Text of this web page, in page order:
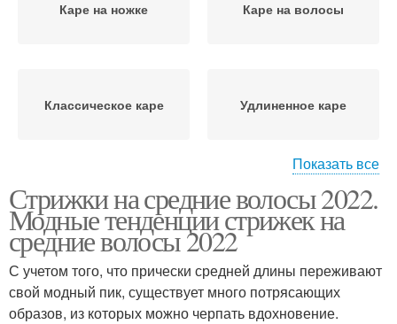
Каре на ножке Каре на волосы
Классическое каре Удлиненное каре
волосы
Показать все
Стрижки на средние волосы 2022.
Модные тенденции стрижек на
средние волосы 2022
С учетом того, что прически средней длины переживают
свой модный пик, существует много потрясающих
образов, из которых можно черпать вдохновение.